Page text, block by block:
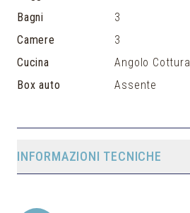
Bagni
3
Camere
3
Cucina
Angolo Cottura
Box auto
Assente
INFORMAZIONI TECNICHE